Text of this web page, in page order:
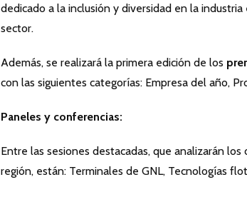
dedicado a la inclusión y diversidad en la
sector.
Además, se realizará la primera edición de los
con las siguientes categorías: Empresa del año,
Paneles y conferencias:
Entre las sesiones destacadas, que analizarán
región, están: Terminales de GNL, Tecnologías